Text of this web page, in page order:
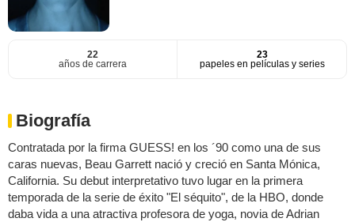
22
años de carrera
23
papeles en películas y series
Biografía
Contratada por la firma GUESS! en los ´90 como una de sus
caras nuevas, Beau Garrett nació y creció en Santa Mónica,
California. Su debut interpretativo tuvo lugar en la primera
temporada de la serie de éxito "El séquito", de la HBO, donde
daba vida a una atractiva profesora de yoga, novia de Adrian